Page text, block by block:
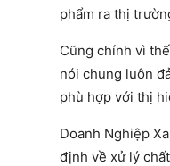
phẩm ra thị
Cũng chính vì
nói chung luôn
phù hợp với thị
Doanh Nghiệp
định về xử lý